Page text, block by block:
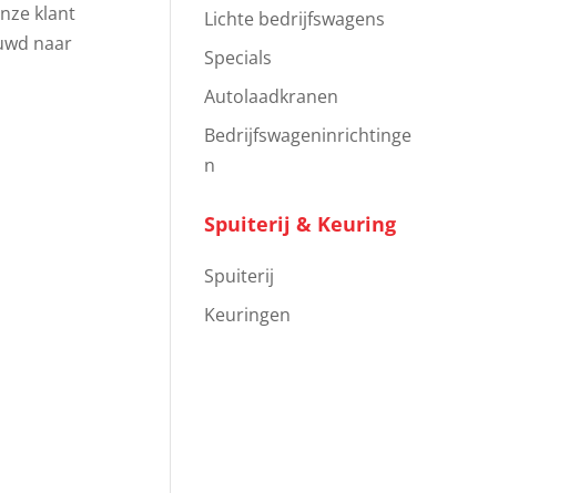
klant
naar
Lichte bedrijfswagens
Specials
Autolaadkranen
Bedrijfswageninrichtinge
n
Spuiterij & Keuring
Spuiterij
Keuringen